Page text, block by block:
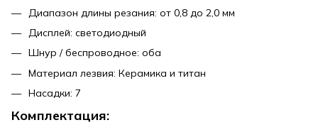
Диапазон длины резания: от 0,8 до 2,0 мм
Дисплей: светодиодный
Шнур / беспроводное: оба
Материал лезвия: Керамика и титан
Насадки: 7
Комплектация: